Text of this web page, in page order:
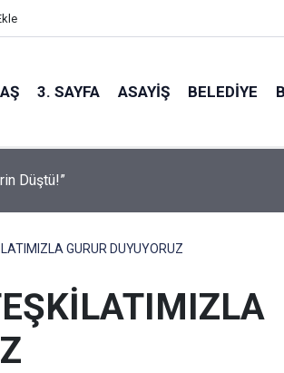
3. SAYFA ASAYIŞ BELEDIYE
Fuarı’nda Eğlence ve Nostalji Bir
GURUR DUYUYORUZ